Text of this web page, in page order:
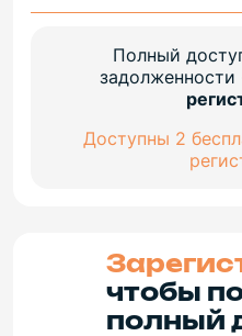
Полный
задолженности
Доступны 2
чтобы
полный